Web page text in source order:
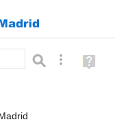
BúsquedaAyuda
(en